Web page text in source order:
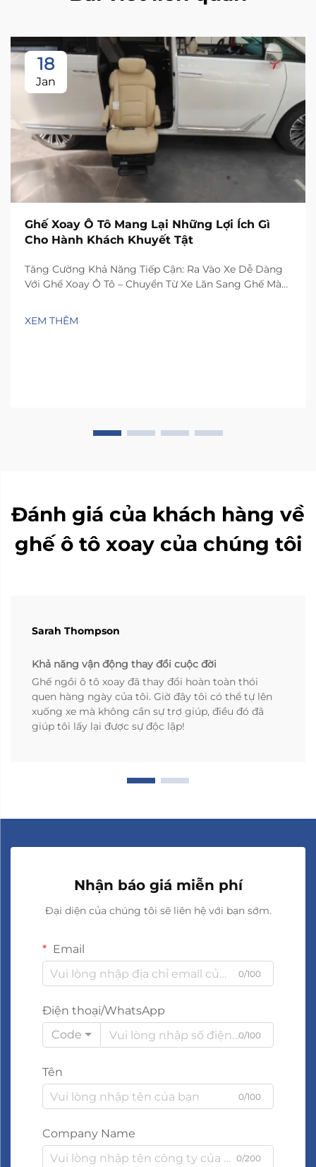
18
Jan
Ghế Xoay Ô Tô Mang Lại Những Lợi Ích Gì
Cho Hành Khách Khuyết Tật
Tăng Cường Khả Năng Tiếp Cận: Ra Vào Xe Dễ Dàng
Với Ghế Xoay Ô Tô – Chuyển Từ Xe Lăn Sang Ghế Mà
đổi hoàn toàn việc lên xuống xe đối với người sử dụng
xe lăn. Các thiết bị này...
XEM THÊM
Đánh giá của khách hàng về
ghế ô tô xoay của chúng tôi
Sarah Thompson
Khả năng vận động thay đổi cuộc đời
Ghế ngồi ô tô xoay đã thay đổi hoàn toàn thói
quen hàng ngày của tôi. Giờ đây tôi có thể tự lên
xuống xe mà không cần sự trợ giúp, điều đó đã
giúp tôi lấy lại được sự độc lập!
Nhận báo giá miễn phí
Đại diện của chúng tôi sẽ liên hệ với bạn sớm.
Email
0/100
Điện thoại/WhatsApp
Code
0/100
Tên
0/100
Company Name
0/200